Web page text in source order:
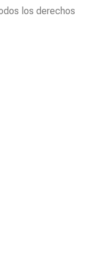
los derechos